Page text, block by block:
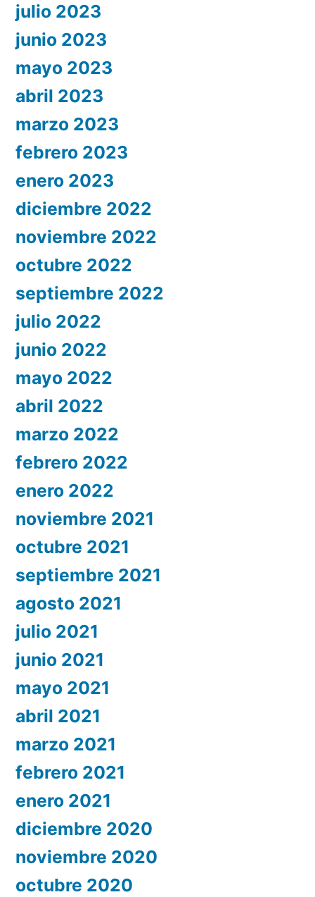
julio 2023
junio 2023
mayo 2023
abril 2023
marzo 2023
febrero 2023
enero 2023
diciembre 2022
noviembre 2022
octubre 2022
septiembre 2022
julio 2022
junio 2022
mayo 2022
abril 2022
marzo 2022
febrero 2022
enero 2022
noviembre 2021
octubre 2021
septiembre 2021
agosto 2021
julio 2021
junio 2021
mayo 2021
abril 2021
marzo 2021
febrero 2021
enero 2021
diciembre 2020
noviembre 2020
octubre 2020